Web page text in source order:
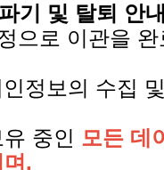
기 및 탈퇴 안
으로 이관을
정보의 수집
중인 모든 데
,